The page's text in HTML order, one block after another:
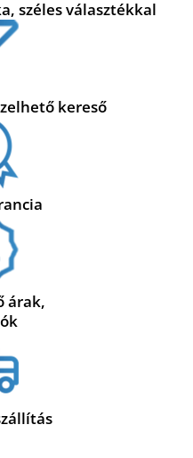
széles választékkal
kereső
árak,